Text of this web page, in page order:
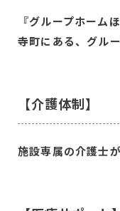
『グループホーム
寺町にある、グル
【介護体制】
施設専属の介護士